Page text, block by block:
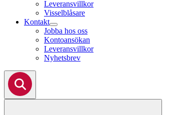
Leveransvillkor
Visselblåsare
Kontakt
Jobba hos oss
Kontoansökan
Leveransvillkor
Nyhetsbrev
Search